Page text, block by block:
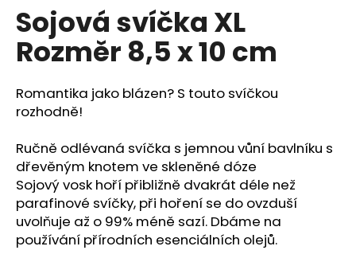
produktu
je
0,0
hvězdiček.
Sojová svíčka XL
Rozměr 8,5 x 10 cm
Romantika jako blázen? S touto svíčkou
rozhodně!
Ručně odlévaná svíčka s jemnou vůní bavlníku s
dřevěným knotem ve skleněné dóze
Sojový vosk hoří přibližně dvakrát déle než
parafinové svíčky, při hoření se do ovzduší
uvolňuje až o 99% méně sazí. Dbáme na
používání přírodních esenciálních olejů.
o
p
o
u
č
j
e
m
e
UMĚLÝ